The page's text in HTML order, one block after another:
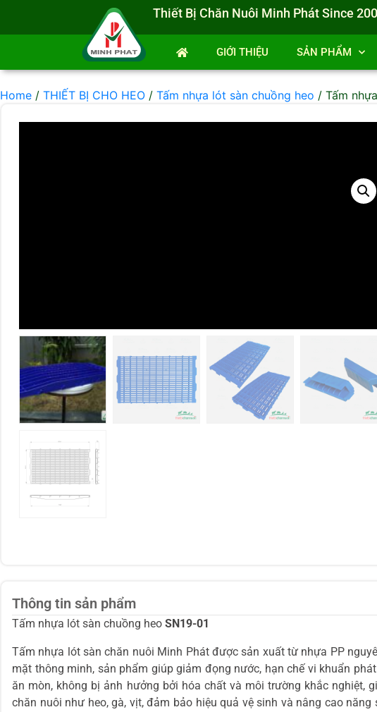
Thiết Bị Chăn Nuôi Minh Phát Since
GIỚI THIỆU SẢN PHẨM
Home / THIẾT BỊ CHO HEO / Tấm nhựa lót sàn chuồng heo / Tấm
Thông tin sản phẩm
Tấm nhựa lót sàn chuồng heo SN19-01
Tấm nhựa lót sàn chăn nuôi Minh Phát được sản xuất từ nhựa PP
mặt thông minh, sản phẩm giúp giảm đọng nước, hạn chế vi khuẩn
ăn mòn, không bị ảnh hưởng bởi hóa chất và môi trường khắc
chăn nuôi như heo, gà, vịt, đảm bảo hiệu quả vệ sinh và nâng cao